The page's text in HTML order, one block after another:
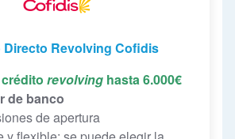
Directo Revolving Cofidis
revolving hasta 6.000€
de banco
de apertura